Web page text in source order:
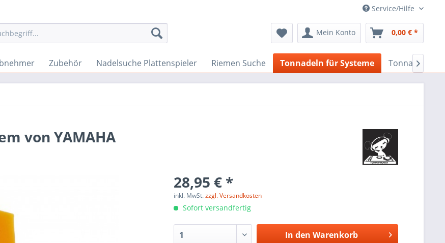
Service/Hilfe
Mein Konto 0,00 € *
Zubehör Nadelsuche Plattenspieler Riemen Suche Tonnadeln für Systeme Tonnadeln

von YAMAHA
28,95 € *
inkl. MwSt.zzgl. Versandkosten
Sofort versandfertig
In den Warenkorb